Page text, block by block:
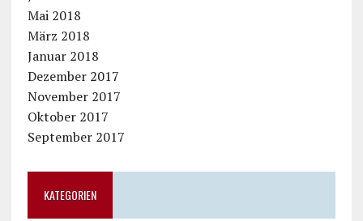
Mai 2018
März 2018
Januar 2018
Dezember 2017
November 2017
Oktober 2017
September 2017
KATEGORIEN